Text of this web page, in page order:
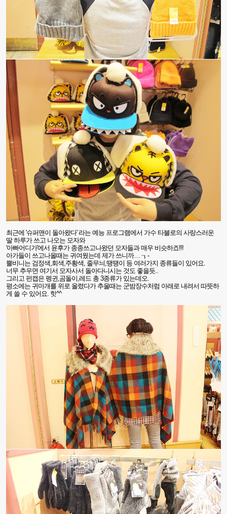
최근에 '슈퍼맨이 돌아왔다' 라는 예능 프로그램에서 가수 타블로의 사랑스러운
딸 하루가 쓰고 나오는 모자와
'아빠어디가'에서 윤후가 종종쓰고나왔던 모자들과 매우 비슷하죠!!!
아가들이 쓰고나올때는 귀여웠는데 제가 쓰니까…┒-
뿔비니는 검정색,회색,주황색, 줄무늬,땡땡이 등 여러가지 종류들이 있어요.
너무 추우면 여기서 모자사서 돌아다니시는 것도 좋을듯..
그리고 펀캡은 펭귄,곰돌이,레드 총 3종류가 있는데오.
평소에는 귀마개를 위로 올렸다가 추울때는 군밤장수처럼 아래로 내려서 따뜻하
게 쓸 수 있어요. 힛^^